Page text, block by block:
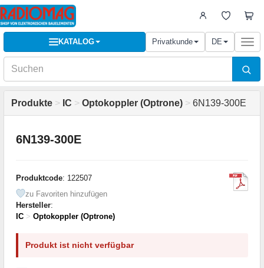
KATALOG Privatkunde DE
Produkte > IC > Optokoppler (Optrone) > 6N139-300E
6N139-300E
Produktcode: 122507
zu Favoriten hinzufügen
Hersteller:
IC > Optokoppler (Optrone)
Produkt ist nicht verfügbar